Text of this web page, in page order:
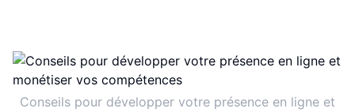
Conseils pour développer votre présence en ligne et